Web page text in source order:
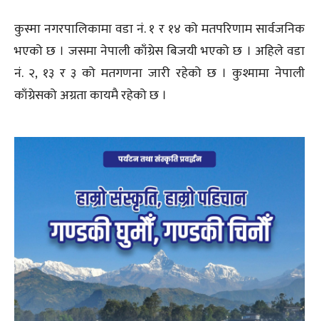
कुस्मा नगरपालिकामा वडा नं. १ र १४ को मतपरिणाम सार्वजनिक
भएको छ । जसमा नेपाली काँग्रेस बिजयी भएको छ । अहिले वडा
नं. २, १३ र ३ को मतगणना जारी रहेको छ । कुश्मामा नेपाली
काँग्रेसको अग्रता कायमै रहेको छ ।